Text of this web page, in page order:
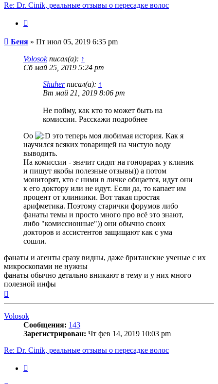
Re: Dr. Cinik, реальные отзывы о пересадке волос
Сообщение
Беня » Пт июл 05, 2019 6:35 pm
Volosokписал(а): ↑
Сб май 25, 2019 5:24 pm
Shuherписал(а): ↑
Вт май 21, 2019 8:06 pm
Не пойму, как кто то может быть на
комиссии. Расскажи подробнее
Оо
это теперь моя любимая история. Как я
научился всяких товарищей на чистую воду
выводить.
На комиссии - значит сидят на гонорарах у клиник
и пишут якобы полезные отзывы)) а потом
мониторят, кто с ними в личке общается, идут они
к его доктору или не идут. Если да, то капает им
процент от клиниики. Вот такая простая
арифметика. Поэтому старички форумов либо
фанаты темы и просто много про всё это знают,
либо "комиссионные")) они обычно своих
докторов и ассистентов защищают как с ума
сошли.
фанаты и агенты сразу видны, даже британские ученые с их
микроскопами не нужны
фанаты обычно детально вникают в тему и у них много
полезной инфы
Volosok
Сообщения: 143
Зарегистрирован: Чт фев 14, 2019 10:03 pm
Re: Dr. Cinik, реальные отзывы о пересадке волос